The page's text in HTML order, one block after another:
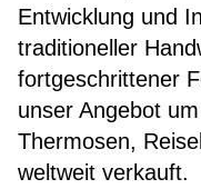
Entwicklung und
traditioneller
fortgeschrittener
unser Angebot
Thermosen,
weltweit verkauft.